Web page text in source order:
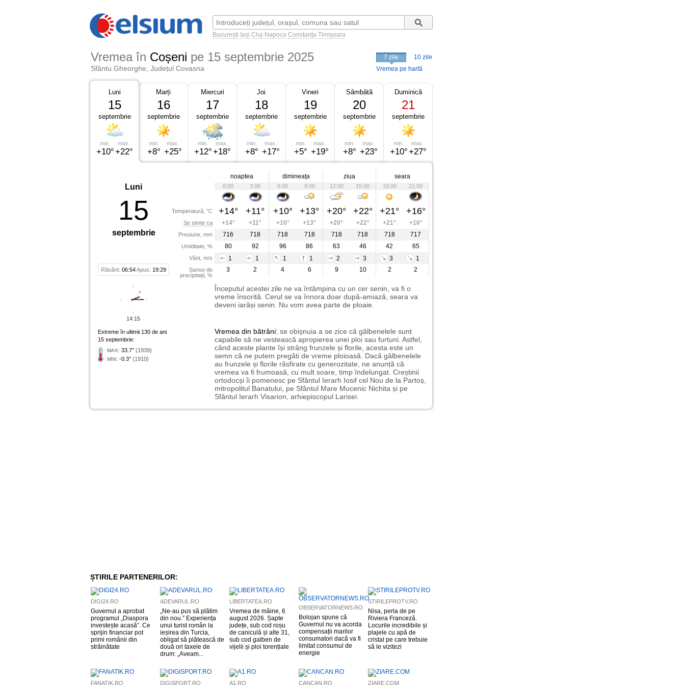
București Iași Cluj-Napoca Constanța Timișoara
Vremea în Coșeni pe 15 septembrie 2025
Sfântu Gheorghe, Județul Covasna
7 zile
10 zile
Vremea pe hartă
Luni
15
septembrie
min.
+10°
max.
+22°
Marți
16
septembrie
min.
+8°
max.
+25°
Miercuri
17
septembrie
min.
+12°
max.
+18°
Joi
18
septembrie
min.
+8°
max.
+17°
Vineri
19
septembrie
min.
+5°
max.
+19°
Sâmbătă
20
septembrie
min.
+8°
max.
+23°
Duminică
21
septembrie
min.
+10°
max.
+27°
Luni
15
septembrie
Răsărit: 06:54Apus: 19:29
Temperatură, °C
Se simte ca
Presiune, mm
Umiditate, %
Vânt, m/s
Șanse de
precipitații, %
noaptea dimineața ziua seara
0:00 3:00 6:00 9:00 12:00 15:00 18:00 21:00
+14° +11° +10° +13° +20° +22° +21° +16°
+14° +11° +10° +13° +20° +22° +21°
+16°
716
718 718 718 718 718 718
717
80
92 96 86 63 46 42
65
1
1 1 1 2 3 3
1
3
2 4 6 9 10 2 2
Începutul acestei zile ne va întâmpina cu un cer senin, va fi o
vreme însorită. Cerul se va înnora doar după-amiază, seara va
deveni iarăși senin. Nu vom avea parte de ploaie.
Extreme în ultimii 130 de ani
15 septembrie:
MAX: 33.7° (1939)
MIN: -0.3° (1910)
Vremea din bătrâni: se obișnuia a se zice că gălbenelele sunt
capabile să ne vestească apropierea unei ploi sau furtuni. Astfel,
când aceste plante își strâng frunzele și florile, acesta este un
semn că ne putem pregăti de vreme ploioasă. Dacă gălbenelele
au frunzele și florile răsfirate cu generozitate, ne anunță că
vremea va fi frumoasă, cu mult soare, timp îndelungat. Creștinii
ortodocși îi pomenesc pe Sfântul Ierarh Iosif cel Nou de la Partoș,
mitropolitul Banatului, pe Sfântul Mare Mucenic Nichita și pe
Sfântul Ierarh Visarion, arhiepiscopul Larisei.
14:15
ȘTIRILE PARTENERILOR:
DIGI24.RO
Guvernul a aprobat
programul „Diaspora
investește acasă”. Ce
sprijin financiar pot
primi românii din
străinătate
ADEVARUL.RO
„Ne-au pus să plătim
din nou.” Experiența
unui turist român la
ieșirea din Turcia,
obligat să plătească de
două ori taxele de
drum: „Aveam...
LIBERTATEA.RO
Vremea de mâine, 6
august 2026. Șapte
județe, sub cod roșu
de caniculă și alte 31,
sub cod galben de
vijelii și ploi torențiale
OBSERVATORNEWS.RO
Bolojan spune că
Guvernul nu va acorda
compensații marilor
consumatori dacă va fi
limitat consumul de
energie
STIRILEPROTV.RO
Nisa, perla de pe
Riviera Franceză.
Locurile incredibile și
plajele cu apă de
cristal pe care trebuie
să le vizitezi
FANATIK.RO DIGISPORT.RO A1.RO CANCAN.RO ZIARE.COM